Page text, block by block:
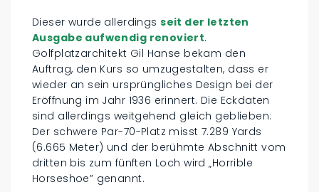
Dieser wurde allerdingsseit der letzten
Ausgabe aufwendig renoviert.
Golfplatzarchitekt Gil Hanse bekam den
Auftrag, den Kurs so umzugestalten, dass er
wieder an sein ursprüngliches Design bei der
Eröffnung im Jahr 1936 erinnert. Die Eckdaten
sind allerdings weitgehend gleich geblieben:
Der schwere Par-70-Platz misst 7.289 Yards
(6.665 Meter) und der berühmte Abschnitt vom
dritten bis zum fünften Loch wird „Horrible
Horseshoe” genannt.